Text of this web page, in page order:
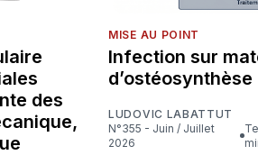
des
MISE AU POINT
Infection sur
LUDOVIC LABATTUT
N°355 - Juin / Juillet
2026
Temps de lecture : 19